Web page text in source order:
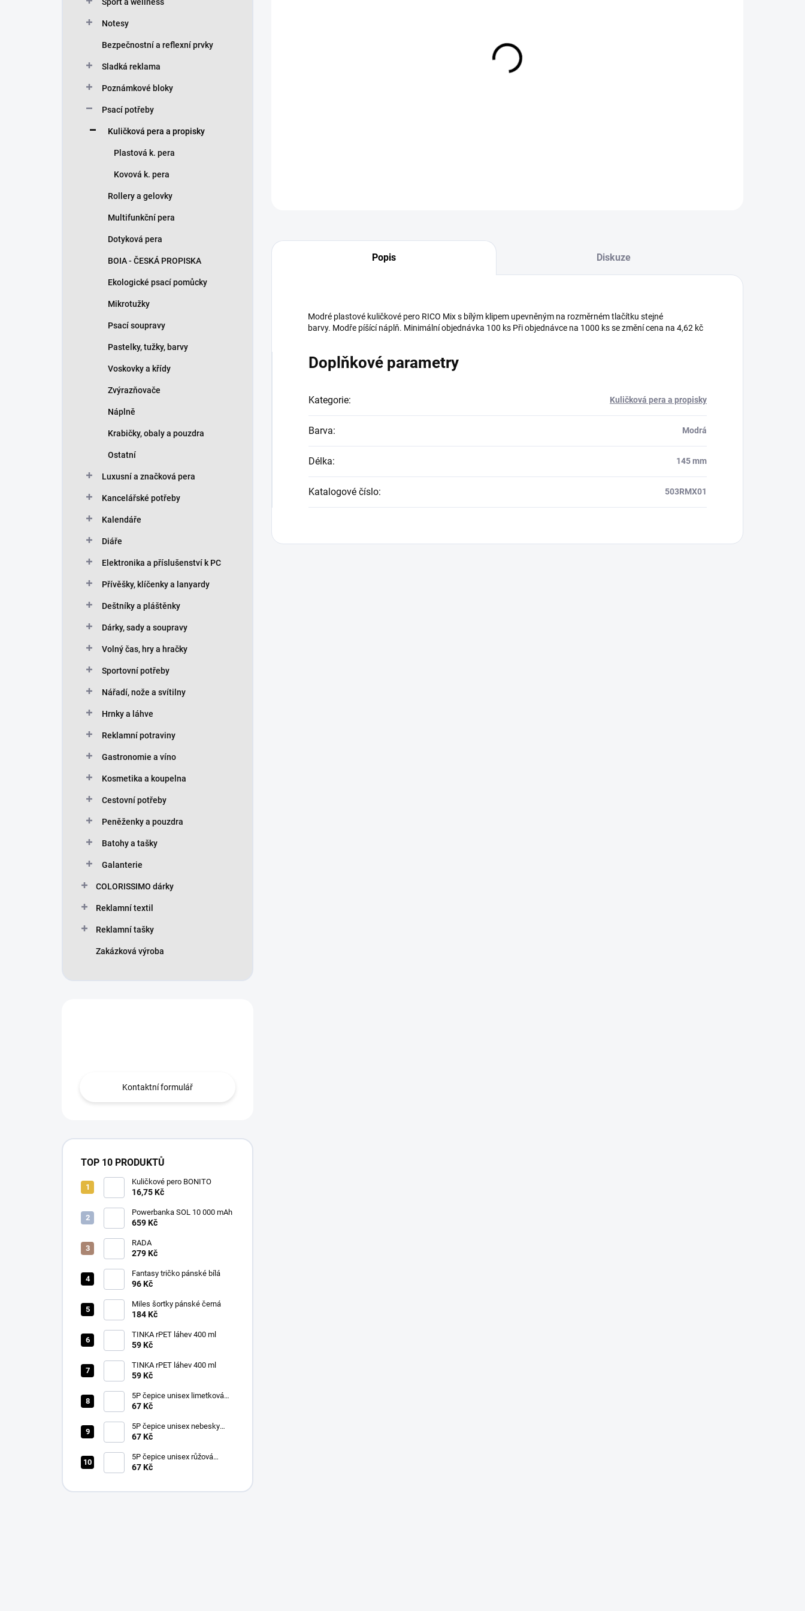
Notesy
Bezpečnostní a reflexní prvky
Sladká reklama
Poznámkové bloky
Psací potřeby
Kuličková pera a propisky
Plastová k. pera
Kovová k. pera
Rollery a gelovky
Multifunkční pera
Dotyková pera
BOIA - ČESKÁ PROPISKA
Ekologické psací pomůcky
Mikrotužky
Psací soupravy
Pastelky, tužky, barvy
Voskovky a křídy
Zvýrazňovače
Náplně
Krabičky, obaly a pouzdra
Ostatní
Luxusní a značková pera
Kancelářské potřeby
Kalendáře
Diáře
Elektronika a příslušenství k PC
Přívěšky, klíčenky a lanyardy
Deštníky a pláštěnky
Dárky, sady a soupravy
Volný čas, hry a hračky
Sportovní potřeby
Nářadí, nože a svítilny
Hrnky a láhve
Reklamní potraviny
Gastronomie a víno
Kosmetika a koupelna
Cestovní potřeby
Peněženky a pouzdra
Batohy a tašky
Galanterie
COLORISSIMO dárky
Reklamní textil
Reklamní tašky
Zakázková výroba
Kontaktní formulář
TOP 10 PRODUKTŮ
Kuličkové pero BONITO
16,75 Kč
Powerbanka SOL 10 000 mAh
659 Kč
RADA
279 Kč
Fantasy tričko pánské bílá
96 Kč
Miles šortky pánské černá
184 Kč
TINKA rPET láhev 400 ml
59 Kč
TINKA rPET láhev 400 ml
59 Kč
5P čepice unisex limetková
nastavitelná
67 Kč
5P čepice unisex nebesky
modrá nastavitelná
67 Kč
5P čepice unisex růžová
nastavitelná
67 Kč
Popis Diskuze
Modré plastové kuličkové pero RICO Mix s bílým klipem upevněným na rozměrném tlačítku stejné
barvy. Modře píšící náplň. Minimální objednávka 100 ks Při objednávce na 1000 ks se změní cena na 4,62 kč
Doplňkové parametry
Kategorie: Kuličková pera a propisky
Barva: Modrá
Délka: 145 mm
Katalogové číslo: 503RMX01